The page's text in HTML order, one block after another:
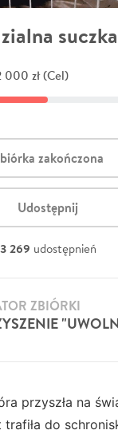
suczka
000 zł (Cel)
zakończona
Udostępnij
3 269 udostępnień
ZBIÓRKI
przyszła na
trafiła do